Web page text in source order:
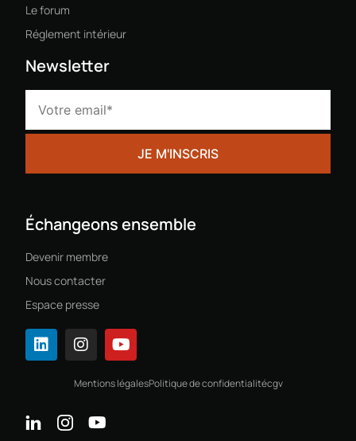
Le forum
Réglement intérieur
Newsletter
Échangeons ensemble
Devenir membre
Nous contacter
Espace presse
Mentions légalesPolitique de confidentialitécgv